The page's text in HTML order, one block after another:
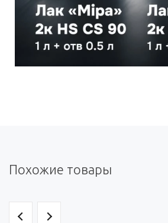
Похожие товары